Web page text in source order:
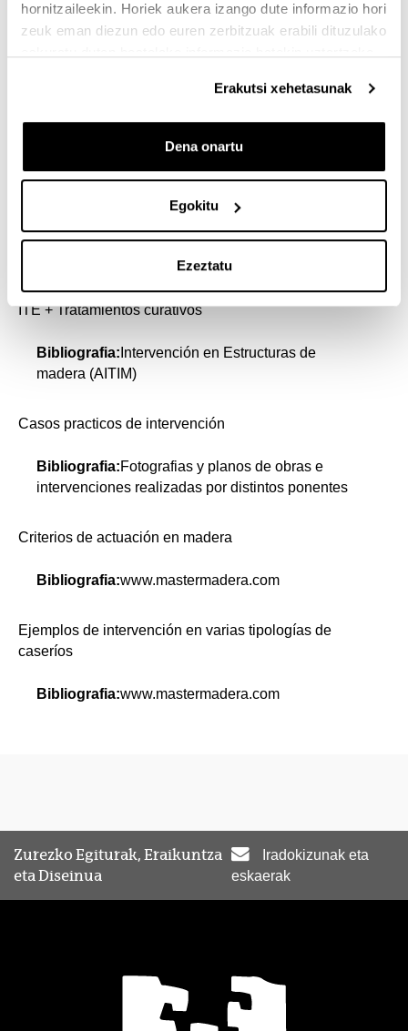
hornitzaileekin. Horiek aukera izango dute informazio hori
zeuk eman diezun edo euren zerbitzuak erabili dituzulako
Erakutsi xehetasunak
Dena onartu
Egokitu
Ezeztatu
Casos prácticos
CONSTRUCCIÓN DE
MEDIA SANCHEZ)
Visitas a empresas
CONSTRUCCIÓN DE
ESTRUCTURAS DE MADERA (EDUARDO
ITE + Tratamientos curativos
Bibliografia: Intervención en Estructuras de
madera (AITIM)
Casos practicos de intervención
Bibliografia:Fotografias y planos de obras e
intervenciones realizadas por distintos ponentes
Criterios de actuación en madera
Bibliografia:www.mastermadera.com
Ejemplos de intervención en varias tipologías de
caseríos
Bibliografia:www.mastermadera.com
Zurezko Egiturak, Eraikuntza
eta Diseinua
Iradokizunak eta
eskaerak